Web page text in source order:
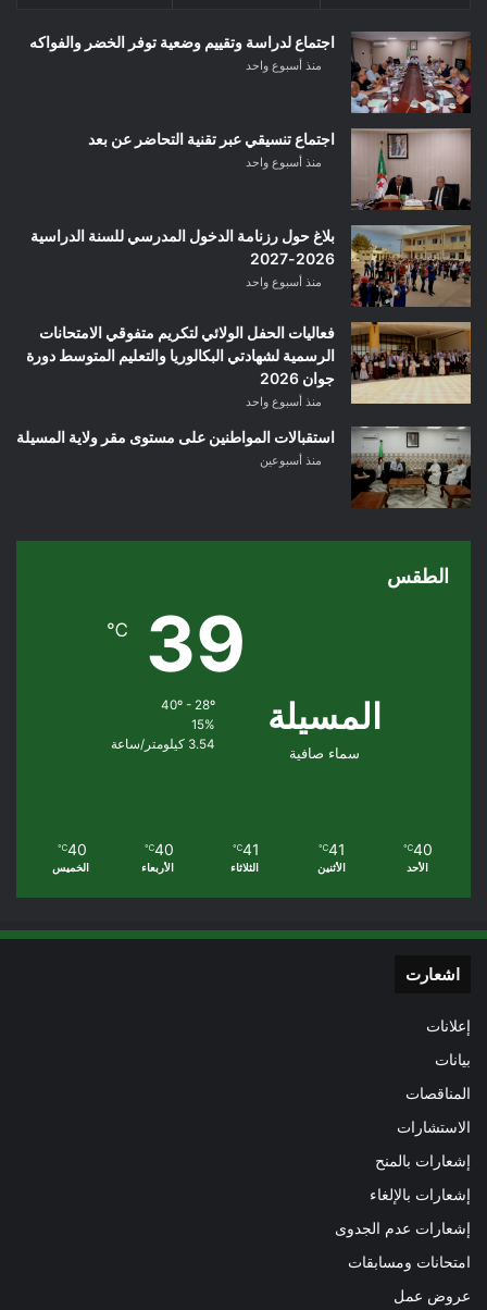
اجتماع لدراسة وتقييم وضعية توفر الخضر والفواكه
منذ أسبوع واحد
اجتماع تنسيقي عبر تقنية التحاضر عن بعد
منذ أسبوع واحد
بلاغ حول رزنامة الدخول المدرسي للسنة الدراسية
2026-2027
منذ أسبوع واحد
فعاليات الحفل الولائي لتكريم متفوقي الامتحانات
الرسمية لشهادتي البكالوريا والتعليم المتوسط دورة
جوان 2026
منذ أسبوع واحد
استقبالات المواطنين على مستوى مقر ولاية المسيلة
منذ أسبوعين
الطقس
المسيلة
سماء صافية
39
℃
40º - 28º
15%
3.54 كيلومتر/ساعة
40
℃
الأحد
41
℃
الأثنين
41
℃
الثلاثاء
40
℃
الأربعاء
40
℃
الخميس
اشعارت
إعلانات
بيانات
المناقصات
الاستشارات
إشعارات بالمنح
إشعارات بالإلغاء
إشعارات عدم الجدوى
امتحانات ومسابقات
عروض عمل